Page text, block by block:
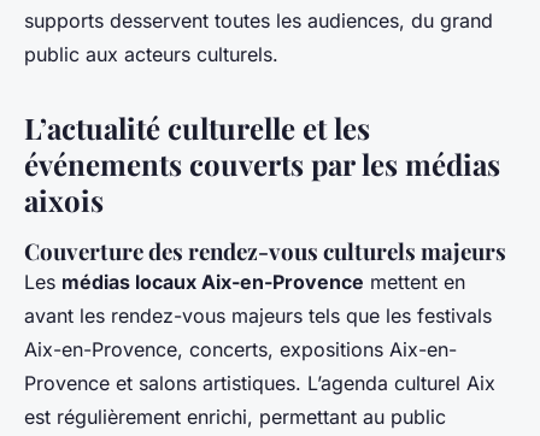
supports desservent toutes les audiences, du grand
public aux acteurs culturels.
L’actualité culturelle et les
événements couverts par les médias
aixois
Couverture des rendez-vous culturels majeurs
Les médias locaux Aix-en-Provence mettent en
avant les rendez-vous majeurs tels que les festivals
Aix-en-Provence, concerts, expositions Aix-en-
Provence et salons artistiques. L’agenda culturel Aix
est régulièrement enrichi, permettant au public